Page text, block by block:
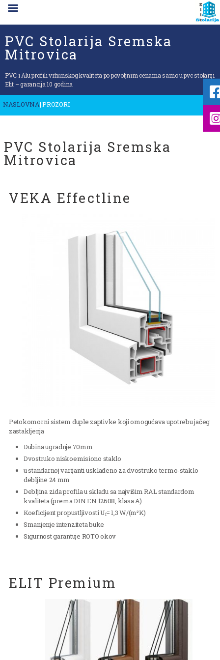
PVC Stolarija Sremska
Mitrovica
PVC i Alu profili vrhunskog kvaliteta po povoljnim cenama samo u pvc stolariji
Elit – garancija 10 godina
NASLOVNA| PROZORI
PVC Stolarija Sremska
Mitrovica
VEKA Effectline
Petokomorni sistem duple zaptivke koji omogućava upotrebu jačeg
zastakljenja
Dubina ugradnje 70mm
Dvostruko niskoemisiono staklo
u standarnoj varijanti usklađeno za dvostruko termo-staklo
debljine 24 mm
Debljina zida profila u skladu sa najvišim RAL standardom
kvaliteta (prema DIN EN 12608, klasa A)
Koeficijent propustljivosti Uf= 1,3 W/(m²K)
Smanjenje intenziteta buke
Sigurnost garantuje ROTO okov
ELIT Premium